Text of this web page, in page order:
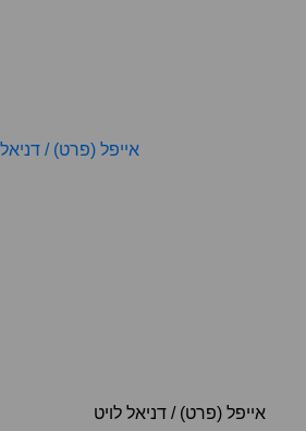
אייפל (פרט) / דניאל לויט